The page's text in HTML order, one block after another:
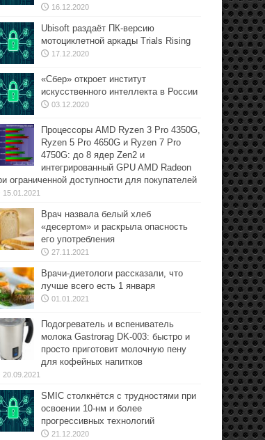
16.12.2020
Ubisoft раздаёт ПК-версию
мотоциклетной аркады Trials Rising
17.12.2020
«Сбер» откроет институт
искусственного интеллекта в России
03.12.2020
Процессоры AMD Ryzen 3 Pro 4350G,
Ryzen 5 Pro 4650G и Ryzen 7 Pro
4750G: до 8 ядер Zen2 и
интегрированный GPU AMD Radeon
ограниченной доступности для покупателей
15.01.2021
Врач назвала белый хлеб
«десертом» и раскрыла опасность
его употребления
27.11.2021
Врачи-диетологи рассказали, что
лучше всего есть 1 января
01.01.2021
Подогреватель и вспениватель
молока Gastrorag DK-003: быстро и
просто приготовит молочную пену
для кофейных напитков
20.09.2021
SMIC столкнётся с трудностями при
освоении 10-нм и более
прогрессивных технологий
21.12.2020